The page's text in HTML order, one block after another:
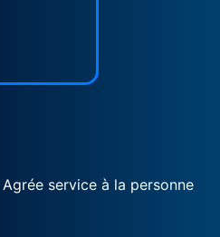
service à la personne